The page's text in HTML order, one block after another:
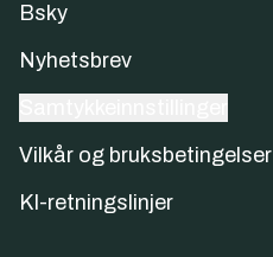
Bsky
Nyhetsbrev
Vilkår og bruksbetingelser
KI-retningslinjer